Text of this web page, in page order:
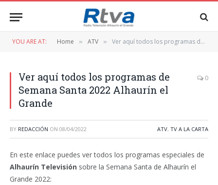
YOU ARE AT: Home » ATV » Ver aquí todos los programas de Semana Santa 2022 Alhaurín el Grande
Ver aquí todos los programas de
Semana Santa 2022 Alhaurín el
Grande
0
BY REDACCIÓN ON 08/04/2022 ATV, TV A LA CARTA
En este enlace puedes ver todos los programas especiales de
Alhaurín Televisión sobre la Semana Santa de Alhaurín el
Grande 2022: